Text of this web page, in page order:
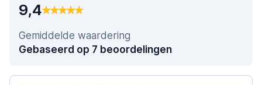
9,4
Gemiddelde waardering
Gebaseerd op 7 beoordelingen